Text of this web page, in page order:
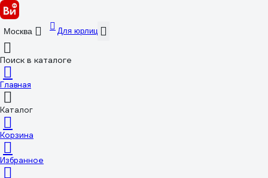
Москва Для юрлиц
Поиск в каталоге
Главная
Каталог
Корзина
Избранное